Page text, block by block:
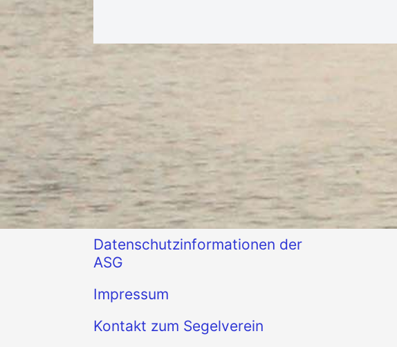
Datenschutzinformationen der
ASG
Impressum
Kontakt zum Segelverein